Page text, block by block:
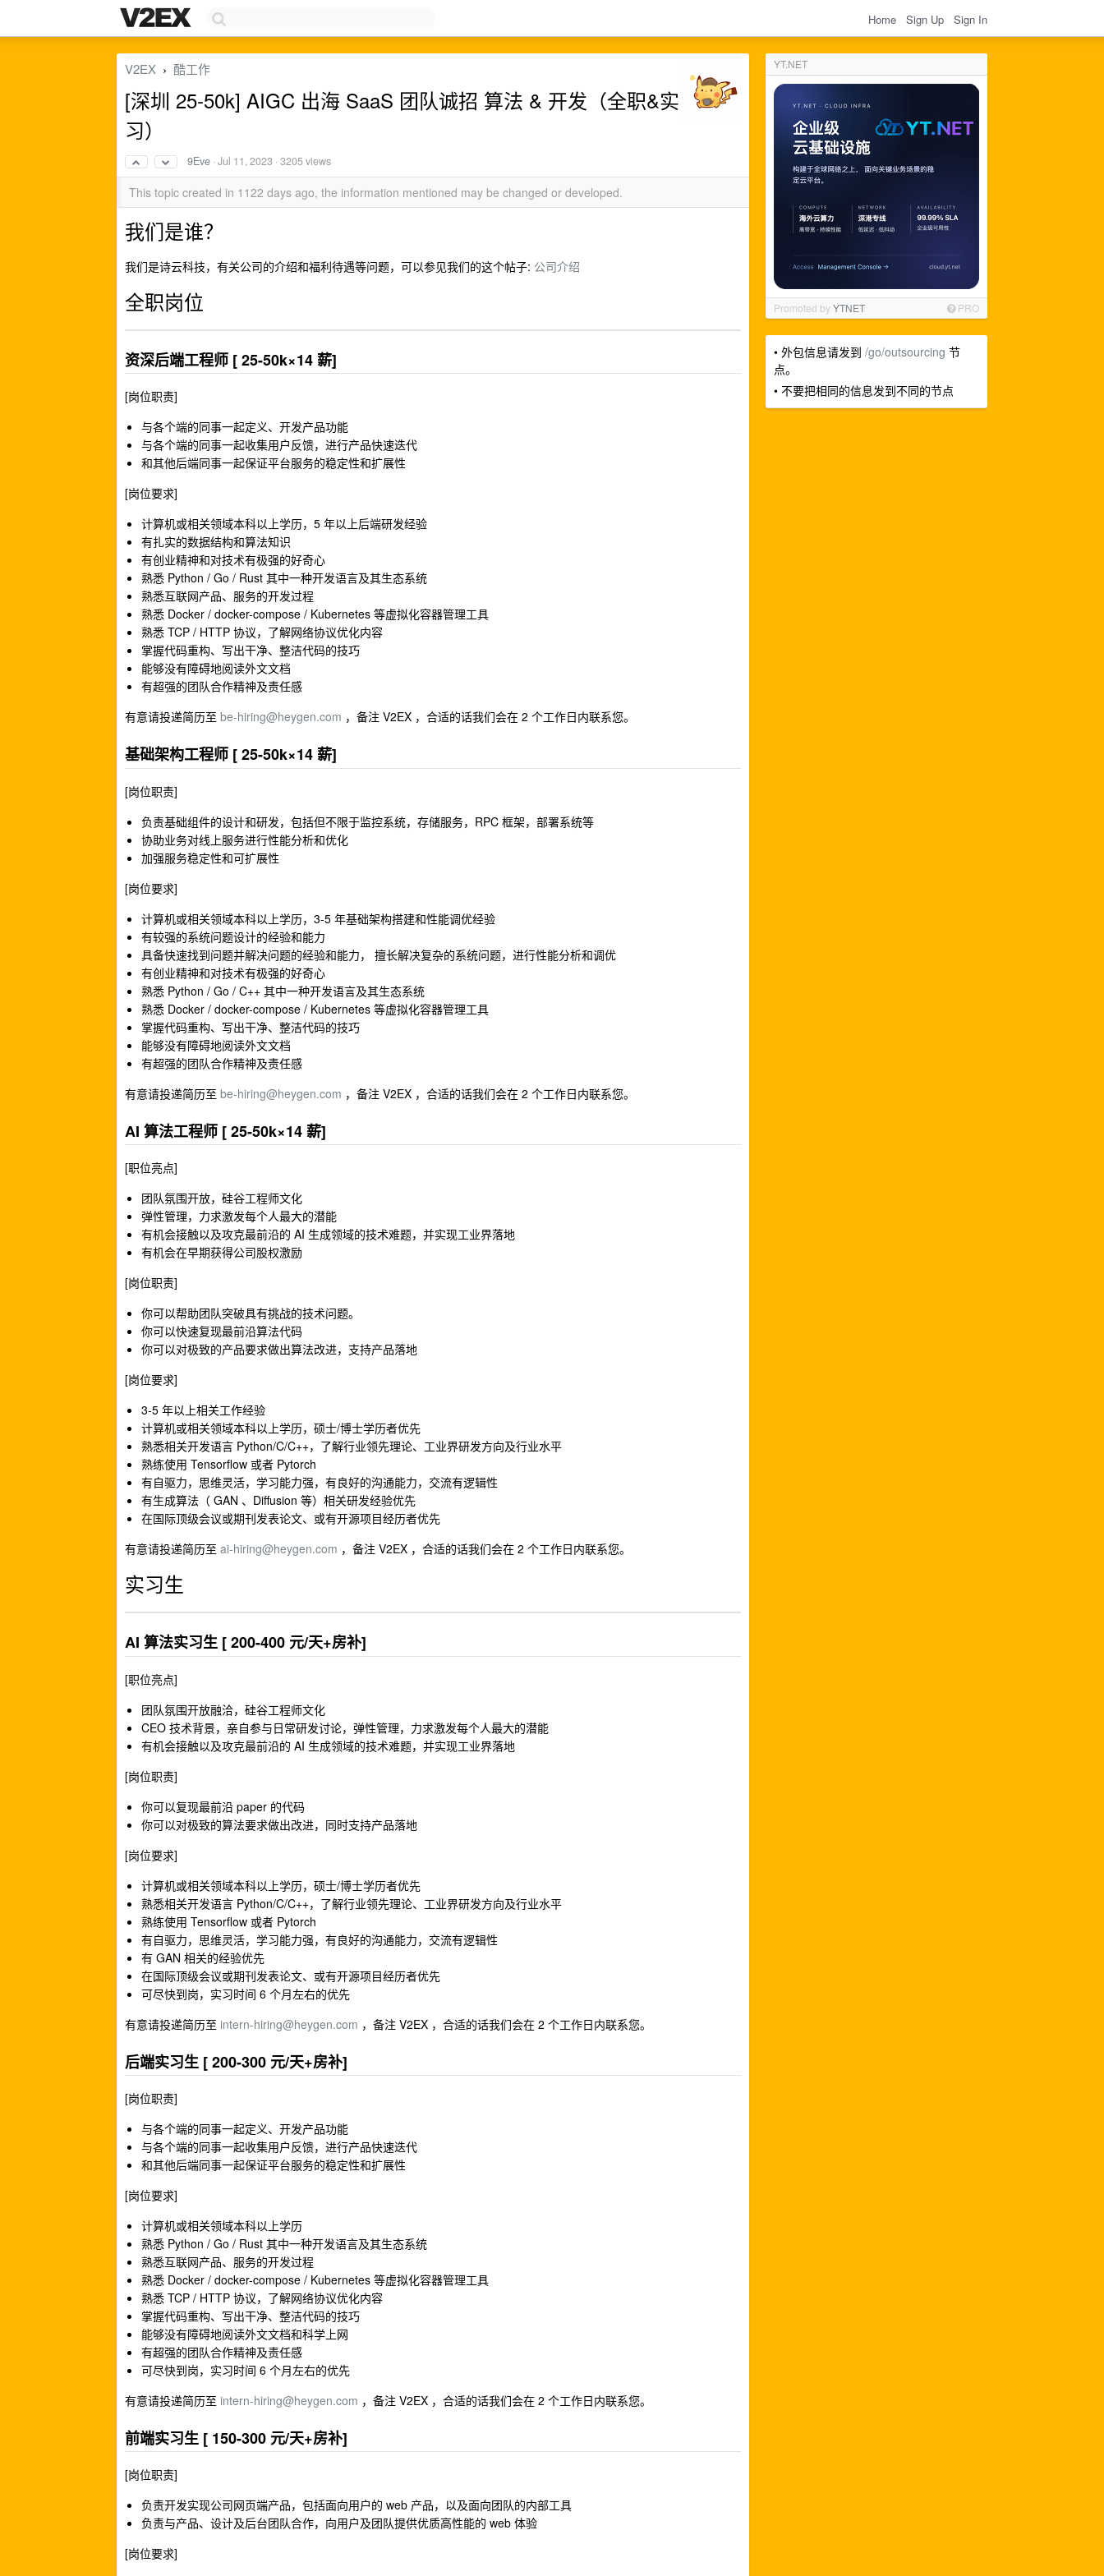
Home Sign Up Sign In
YT.NET
Promoted byYTNET PRO
• 外包信息请发到 /go/outsourcing 节
点。
• 不要把相同的信息发到不同的节点
V2EX › 酷工作
[深圳 25-50k] AIGC 出海 SaaS 团队诚招 算法 & 开发（全职&实
习）
9Eve ·Jul 11, 2023 · 3205 views
This topic created in 1122 days ago, the information mentioned may be changed or developed.
我们是谁？
我们是诗云科技，有关公司的介绍和福利待遇等问题，可以参见我们的这个帖子: 公司介绍
全职岗位
资深后端工程师 [ 25-50k×14 薪]
[岗位职责]
与各个端的同事一起定义、开发产品功能
与各个端的同事一起收集用户反馈，进行产品快速迭代
和其他后端同事一起保证平台服务的稳定性和扩展性
[岗位要求]
计算机或相关领域本科以上学历，5 年以上后端研发经验
有扎实的数据结构和算法知识
有创业精神和对技术有极强的好奇心
熟悉 Python / Go / Rust 其中一种开发语言及其生态系统
熟悉互联网产品、服务的开发过程
熟悉 Docker / docker-compose / Kubernetes 等虚拟化容器管理工具
熟悉 TCP / HTTP 协议，了解网络协议优化内容
掌握代码重构、写出干净、整洁代码的技巧
能够没有障碍地阅读外文文档
有超强的团队合作精神及责任感
有意请投递简历至 be-hiring@heygen.com ，备注 V2EX ，合适的话我们会在 2 个工作日内联系您。
基础架构工程师 [ 25-50k×14 薪]
[岗位职责]
负责基础组件的设计和研发，包括但不限于监控系统，存储服务，RPC 框架，部署系统等
协助业务对线上服务进行性能分析和优化
加强服务稳定性和可扩展性
[岗位要求]
计算机或相关领域本科以上学历，3-5 年基础架构搭建和性能调优经验
有较强的系统问题设计的经验和能力
具备快速找到问题并解决问题的经验和能力， 擅长解决复杂的系统问题，进行性能分析和调优
有创业精神和对技术有极强的好奇心
熟悉 Python / Go / C++ 其中一种开发语言及其生态系统
熟悉 Docker / docker-compose / Kubernetes 等虚拟化容器管理工具
掌握代码重构、写出干净、整洁代码的技巧
能够没有障碍地阅读外文文档
有超强的团队合作精神及责任感
有意请投递简历至 be-hiring@heygen.com ，备注 V2EX ，合适的话我们会在 2 个工作日内联系您。
AI 算法工程师 [ 25-50k×14 薪]
[职位亮点]
团队氛围开放，硅谷工程师文化
弹性管理，力求激发每个人最大的潜能
有机会接触以及攻克最前沿的 AI 生成领域的技术难题，并实现工业界落地
有机会在早期获得公司股权激励
[岗位职责]
你可以帮助团队突破具有挑战的技术问题。
你可以快速复现最前沿算法代码
你可以对极致的产品要求做出算法改进，支持产品落地
[岗位要求]
3-5 年以上相关工作经验
计算机或相关领域本科以上学历，硕士/博士学历者优先
熟悉相关开发语言 Python/C/C++，了解行业领先理论、工业界研发方向及行业水平
熟练使用 Tensorflow 或者 Pytorch
有自驱力，思维灵活，学习能力强，有良好的沟通能力，交流有逻辑性
有生成算法（ GAN 、Diffusion 等）相关研发经验优先
在国际顶级会议或期刊发表论文、或有开源项目经历者优先
有意请投递简历至 ai-hiring@heygen.com ，备注 V2EX ，合适的话我们会在 2 个工作日内联系您。
实习生
AI 算法实习生 [ 200-400 元/天+房补]
[职位亮点]
团队氛围开放融洽，硅谷工程师文化
CEO 技术背景，亲自参与日常研发讨论，弹性管理，力求激发每个人最大的潜能
有机会接触以及攻克最前沿的 AI 生成领域的技术难题，并实现工业界落地
[岗位职责]
你可以复现最前沿 paper 的代码
你可以对极致的算法要求做出改进，同时支持产品落地
[岗位要求]
计算机或相关领域本科以上学历，硕士/博士学历者优先
熟悉相关开发语言 Python/C/C++，了解行业领先理论、工业界研发方向及行业水平
熟练使用 Tensorflow 或者 Pytorch
有自驱力，思维灵活，学习能力强，有良好的沟通能力，交流有逻辑性
有 GAN 相关的经验优先
在国际顶级会议或期刊发表论文、或有开源项目经历者优先
可尽快到岗，实习时间 6 个月左右的优先
有意请投递简历至 intern-hiring@heygen.com ，备注 V2EX ，合适的话我们会在 2 个工作日内联系您。
后端实习生 [ 200-300 元/天+房补]
[岗位职责]
与各个端的同事一起定义、开发产品功能
与各个端的同事一起收集用户反馈，进行产品快速迭代
和其他后端同事一起保证平台服务的稳定性和扩展性
[岗位要求]
计算机或相关领域本科以上学历
熟悉 Python / Go / Rust 其中一种开发语言及其生态系统
熟悉互联网产品、服务的开发过程
熟悉 Docker / docker-compose / Kubernetes 等虚拟化容器管理工具
熟悉 TCP / HTTP 协议，了解网络协议优化内容
掌握代码重构、写出干净、整洁代码的技巧
能够没有障碍地阅读外文文档和科学上网
有超强的团队合作精神及责任感
可尽快到岗，实习时间 6 个月左右的优先
有意请投递简历至 intern-hiring@heygen.com ，备注 V2EX ，合适的话我们会在 2 个工作日内联系您。
前端实习生 [ 150-300 元/天+房补]
[岗位职责]
负责开发实现公司网页端产品，包括面向用户的 web 产品，以及面向团队的内部工具
负责与产品、设计及后台团队合作，向用户及团队提供优质高性能的 web 体验
[岗位要求]